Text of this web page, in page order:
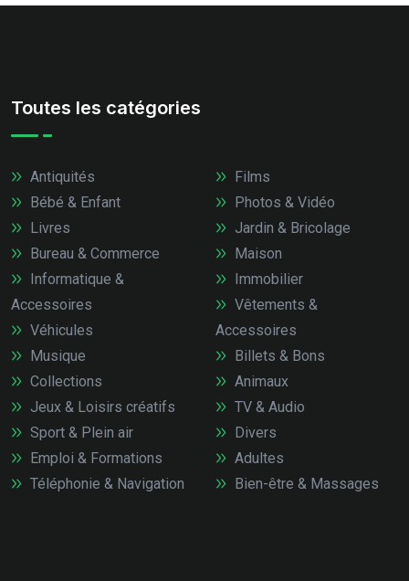
Toutes les catégories
Antiquités
Bébé & Enfant
Livres
Bureau & Commerce
Informatique &
Accessoires
Véhicules
Films
Photos & Vidéo
Jardin & Bricolage
Maison
Immobilier
Vêtements &
Accessoires
Musique
Collections
Jeux & Loisirs créatifs
Sport & Plein air
Emploi & Formations
Téléphonie & Navigation
Billets & Bons
Animaux
TV & Audio
Divers
Adultes
Bien-être & Massages